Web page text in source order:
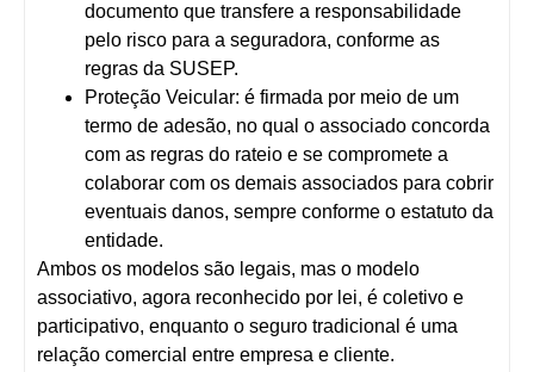
documento que transfere a responsabilidade
pelo risco para a seguradora, conforme as
regras da SUSEP.
Proteção Veicular: é firmada por meio de um
termo de adesão, no qual o associado concorda
com as regras do rateio e se compromete a
colaborar com os demais associados para cobrir
eventuais danos, sempre conforme o estatuto da
entidade.
Ambos os modelos são legais, mas o modelo
associativo, agora reconhecido por lei, é coletivo e
participativo, enquanto o seguro tradicional é uma
relação comercial entre empresa e cliente.